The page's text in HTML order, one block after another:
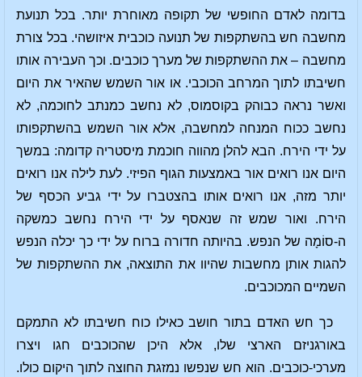
בדומה לאדם החופשי של תקופה מאוחרת יותר. בכל תנועת
מחשבה חש בהשתקפות של תנועה כוכבית איזושהי. בכל צורת
מחשבה – את ההשתקפות של מערך כוכבים. וכך העבירה אותו
חשיבתו לתוך המרחב הכוכבי. או אור השמש שהאיר את היום
ואשר נראה כבוהק בקוסמוס, לא נחשב כמנתב לחוכמה, לא
נחשב ככוח המנחה למחשבה, אלא אור השמש בהשתקפותו
על ידי הירח. הבא להלן מהווה חוכמת מיסטריה קדומה: במשך
היום אנו רואים אור באמצעות הגוף הפיזי. לעת לילה אנו רואים
יותר מזה, אנו רואים אותו בהצטברו על ידי גביע הכסף של
הירח. ואור שמש זה שנאסף על ידי הירח נחשב כמשקה
ה-סוֹמָה של הנפש. בהיותה חדורה ברוח על ידי כך יכלה הנפש
להגות אותן מחשבות שהיוו את התוצאה, את ההשתקפות של
השמיים המכוכבים.
כך חש האדם בתור חושב כאילו כוח חשיבתו לא התמקם
באורגניזם הארצי שלו, אלא היכן שהכוכבים חגו ויצרו
מערכי-כוכבים. הוא חש שנפשו נמזגת החוצה לתוך היקום כולו.